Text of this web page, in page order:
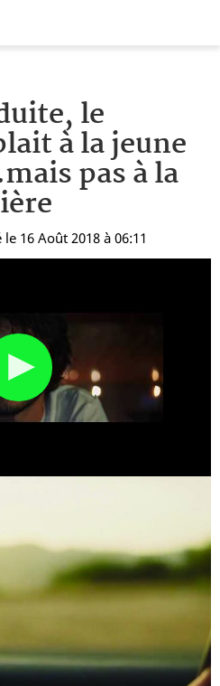
le
à la jeune
pas à la
16 Août 2018 à 06:11